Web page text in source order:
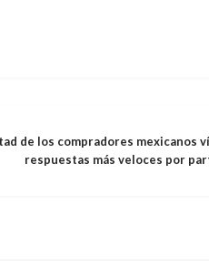
de los compradores mexicanos
respuestas más veloces por